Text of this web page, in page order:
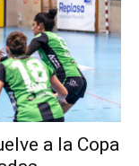
a la Copa